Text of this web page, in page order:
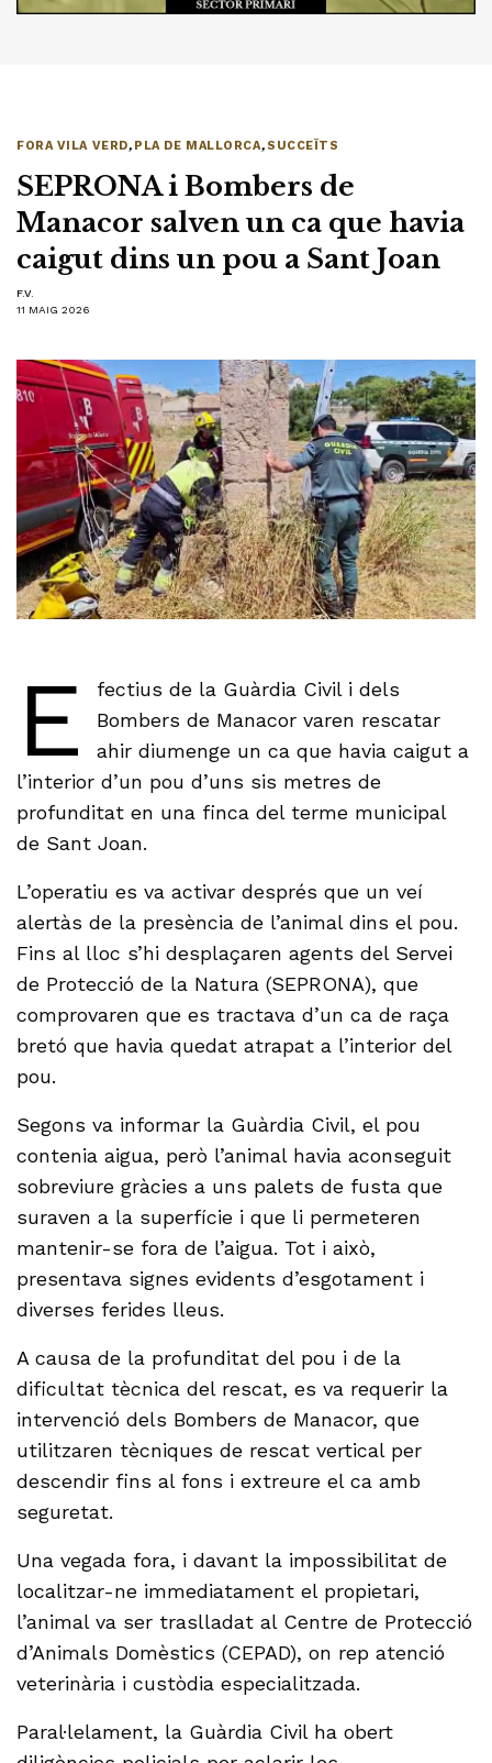
FORA VILA VERD, PLA DE MALLORCA,SUCCEÏTS
SEPRONA i Bombers de
Manacor salven un ca que havia
caigut dins un pou a Sant Joan
F.V.
11 MAIG 2026
E
fectius de la Guàrdia Civil i dels
Bombers de Manacor varen rescatar
ahir diumenge un ca que havia caigut a
l’interior d’un pou d’uns sis metres de
profunditat en una finca del terme municipal
de Sant Joan.
L’operatiu es va activar després que un veí
alertàs de la presència de l’animal dins el pou.
Fins al lloc s’hi desplaçaren agents del Servei
de Protecció de la Natura (SEPRONA), que
comprovaren que es tractava d’un ca de raça
bretó que havia quedat atrapat a l’interior del
pou.
Segons va informar la Guàrdia Civil, el pou
contenia aigua, però l’animal havia aconseguit
sobreviure gràcies a uns palets de fusta que
suraven a la superfície i que li permeteren
mantenir-se fora de l’aigua. Tot i això,
presentava signes evidents d’esgotament i
diverses ferides lleus.
A causa de la profunditat del pou i de la
dificultat tècnica del rescat, es va requerir la
intervenció dels Bombers de Manacor, que
utilitzaren tècniques de rescat vertical per
descendir fins al fons i extreure el ca amb
seguretat.
Una vegada fora, i davant la impossibilitat de
localitzar-ne immediatament el propietari,
l’animal va ser traslladat al Centre de Protecció
d’Animals Domèstics (CEPAD), on rep atenció
veterinària i custòdia especialitzada.
Paral·lelament, la Guàrdia Civil ha obert